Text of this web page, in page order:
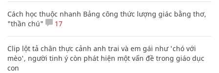
Cách học thuộc nhanh Bảng công thức lượng giác bằng thơ,
"thần chú"
17
Clip lột tả chân thực cảnh anh trai và em gái như 'chó với
mèo', người tinh ý còn phát hiện một vấn đề trong giáo dục
con